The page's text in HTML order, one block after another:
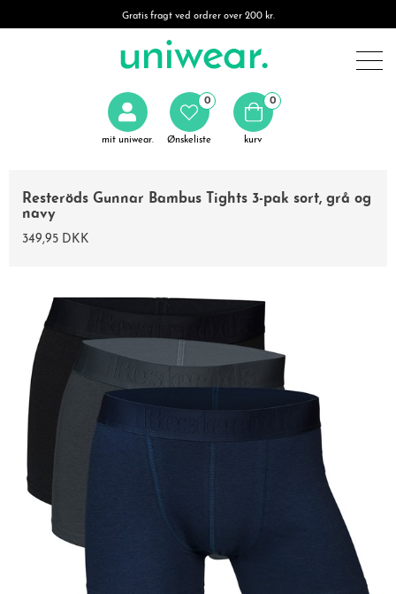
Gratis fragt ved ordrer over 200 kr.
mit uniwear. Ønskeliste
0 0
kurv
Resteröds Gunnar Bambus Tights 3-pak sort, grå og
navy
349,95 DKK